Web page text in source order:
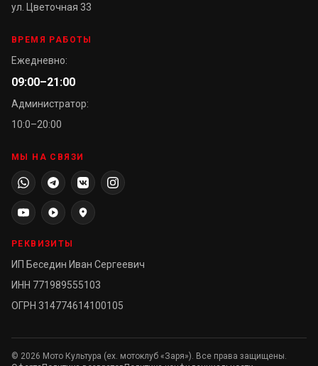
ул. Цветочная 33
ВРЕМЯ РАБОТЫ
Ежедневно:
09:00–21:00
Администратор:
10:0–20:00
МЫ НА СВЯЗИ
РЕКВИЗИТЫ
ИП Беседин Иван Сергеевич
ИНН 771989555103
ОГРН 314774614100105
© 2026 Мото Культура (ex. мотоклуб «Заря»). Все права защищены.